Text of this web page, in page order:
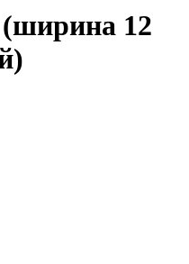
(ширина 12